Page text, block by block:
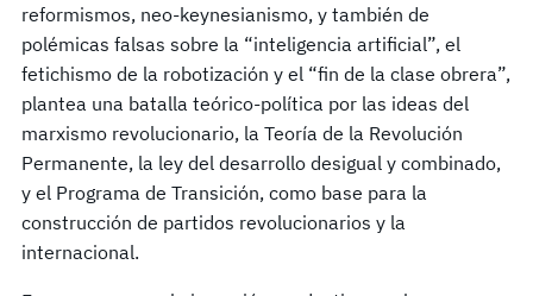
reformismos, neo-keynesianismo, y también de
polémicas falsas sobre la “inteligencia artificial”, el
fetichismo de la robotización y el “fin de la clase obrera”,
plantea una batalla teórico-política por las ideas del
marxismo revolucionario, la Teoría de la Revolución
Permanente, la ley del desarrollo desigual y combinado,
y el Programa de Transición, como base para la
construcción de partidos revolucionarios y la
internacional.